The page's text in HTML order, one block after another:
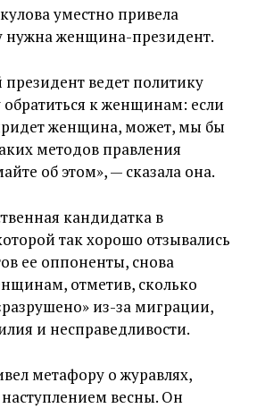
уместно привела
нужна женщина-президент.
ведет политику
к женщинам: если
женщина, может, мы бы
методов правления
об этом», — сказала она.
кандидатка в
так хорошо отзывались
ее оппоненты, снова
отметив, сколько
из-за миграции,
и несправедливости.
метафору о журавлях,
весны. Он